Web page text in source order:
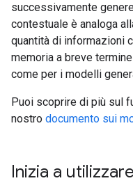
successivamente
contestuale è analoga
quantità di informazioni
memoria a breve
come per i modelli
Puoi scoprire di più sul
nostro documento sui
Inizia a